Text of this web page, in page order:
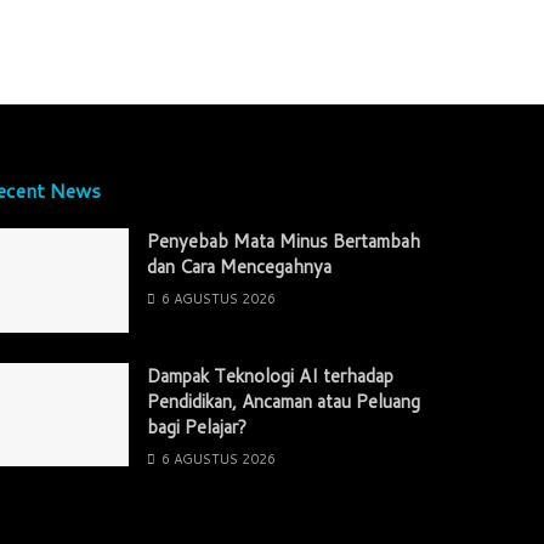
News
Penyebab Mata Minus Bertambah
dan Cara Mencegahnya
6 AGUSTUS 2026
Dampak Teknologi AI terhadap
Pendidikan, Ancaman atau Peluang
bagi Pelajar?
6 AGUSTUS 2026